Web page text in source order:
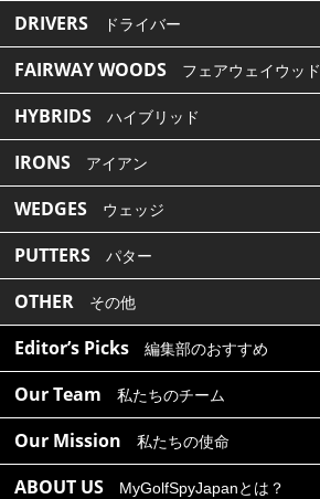
DRIVERS ドライバー
FAIRWAY WOODS フェアウェイウッド
HYBRIDS ハイブリッド
IRONS アイアン
WEDGES ウェッジ
PUTTERS パター
OTHER その他
Editor’s Picks 編集部のおすすめ
Our Team 私たちのチーム
Our Mission 私たちの使命
ABOUT US MyGolfSpyJapanとは？